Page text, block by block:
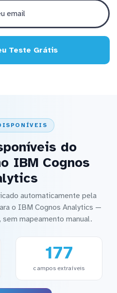
Teste Grátis
do
IBM Cognos
automaticamente pela
o IBM Cognos Analytics —
mapeamento manual.
177
campos extraíveis